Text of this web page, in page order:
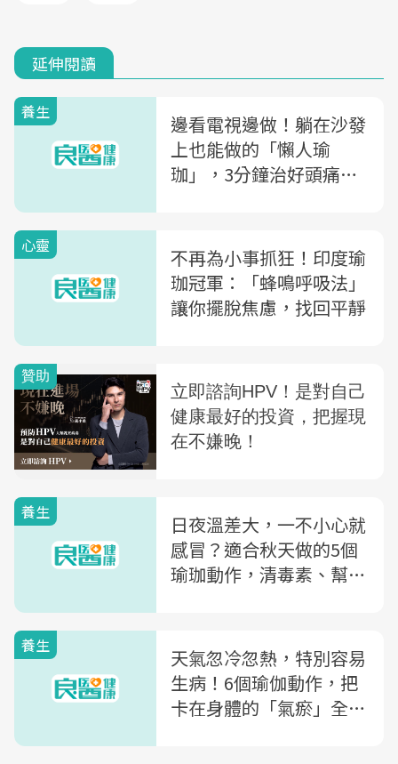
延伸閱讀
養生
邊看電視邊做！躺在沙發
上也能做的「懶人瑜
珈」，3分鐘治好頭痛、
心靈
不再為小事抓狂！印度瑜
珈冠軍：「蜂鳴呼吸法」
讓你擺脫焦慮，找回平靜
養生
日夜溫差大，一不小心就
感冒？適合秋天做的5個
瑜珈動作，清毒素、幫身
養生
天氣忽冷忽熱，特別容易
生病！6個瑜伽動作，把
卡在身體的「氣瘀」全部